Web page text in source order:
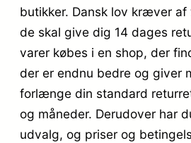
butikker. Dansk lov kræver
de skal give dig 14 dages
varer købes i en shop, der
der er endnu bedre og giver
forlænge din standard
og måneder. Derudover har
udvalg, og priser og